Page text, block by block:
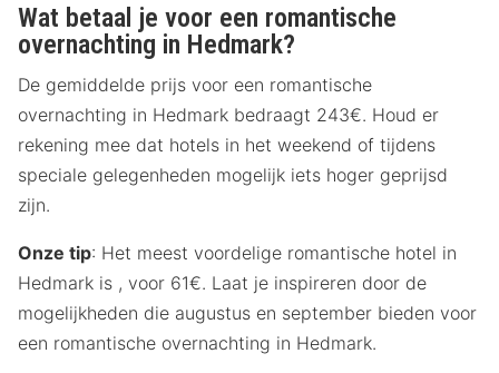
Wat betaal je voor een romantische
overnachting in Hedmark?
De gemiddelde prijs voor een romantische
overnachting in Hedmark bedraagt 243€. Houd er
rekening mee dat hotels in het weekend of tijdens
speciale gelegenheden mogelijk iets hoger geprijsd
zijn.
Onze tip: Het meest voordelige romantische hotel in
Hedmark is , voor 61€. Laat je inspireren door de
mogelijkheden die augustus en september bieden voor
een romantische overnachting in Hedmark.